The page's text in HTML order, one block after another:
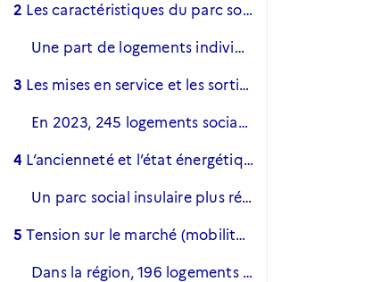
2 Les caractéristiques du parc social
Une part de logements individuels moindre qu’au niveau national
3 Les mises en service et les sorties
En 2023, 245 logements sociaux ont été mis en service
4 L’ancienneté et l’état énergétique du parc social
Un parc social insulaire plus récent qu’au niveau national
5 Tension sur le marché (mobilité et vacance)
Dans la région, 196 logements sont vacants et 70 le sont depuis plus de trois mois.